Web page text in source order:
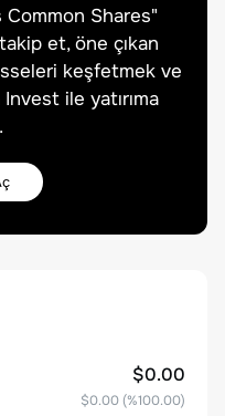
Shares"
et, öne çıkan
keşfetmek ve
ile yatırıma
$0.00
$0.00 (%100.00)